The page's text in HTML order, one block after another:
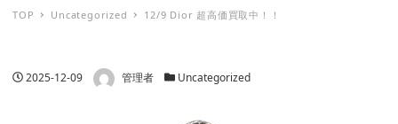
TOP Uncategorized 12/9 Dior 超高価買取中！！
投稿日
2025-12-09 著者 管理者 カテゴリー
Uncategorized